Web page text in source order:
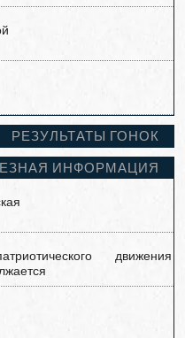
РЕЗУЛЬТАТЫ ГОНОК
ИНФОРМАЦИЯ
движения